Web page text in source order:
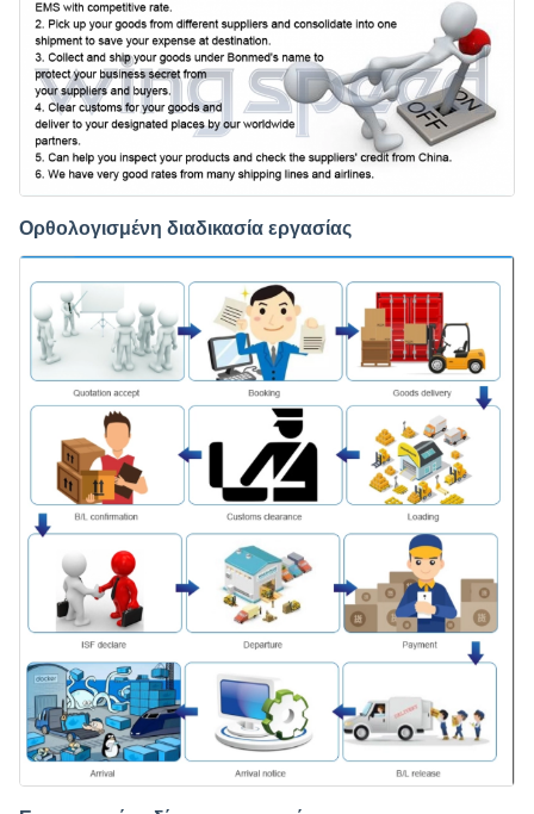
Ορθολογισμένη διαδικασία εργασίας